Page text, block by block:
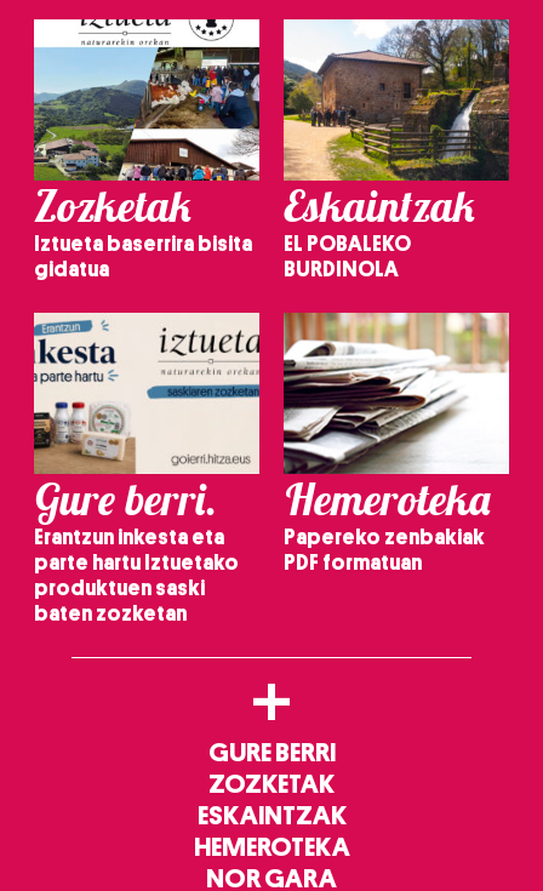
Zozketak
Iztueta baserrira bisita
gidatua
Eskaintzak
EL POBALEKO
BURDINOLA
Gure berri.
Erantzun inkesta eta
parte hartu Iztuetako
produktuen saski
baten zozketan
Hemeroteka
Papereko zenbakiak
PDF formatuan
+
GURE BERRI
ZOZKETAK
ESKAINTZAK
HEMEROTEKA
NOR GARA